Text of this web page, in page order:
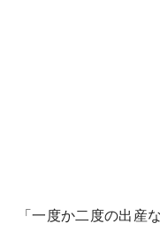
「一度か二度の出産